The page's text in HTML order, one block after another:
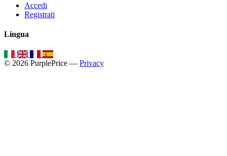
Accedi
Registrati
Lingua
© 2026 PurplePrice — Privacy